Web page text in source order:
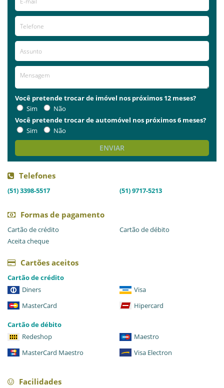
Você pretende trocar de imóvel nos próximos 12 meses?
Sim
Não
Você pretende trocar de automóvel nos próximos 6 meses?
Sim
Não
ENVIAR
Telefones
(51) 3398-5517 (51) 9717-5213
Formas de pagamento
Cartão de crédito
Cartão de débito
Aceita cheque
Cartões aceitos
Cartão de crédito
Diners
Visa
MasterCard
Hipercard
Cartão de débito
Redeshop
Maestro
MasterCard Maestro
Visa Electron
Facilidades